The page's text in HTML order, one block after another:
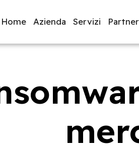
Home Azienda Servizi Partner
ISO 27001 Sviluppo software